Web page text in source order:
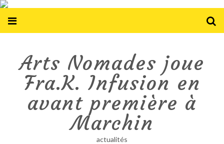
Arts Nomades joue
Fra.K. Infusion en
avant première à
Marchin
actualités